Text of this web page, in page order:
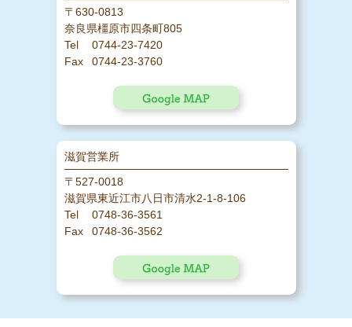
〒630-0813
奈良県橿原市四条町805
0744-23-7420
0744-23-3760
滋賀営業所
〒527-0018
滋賀県東近江市八日市清水2-1-8-106
0748-36-3561
0748-36-3562